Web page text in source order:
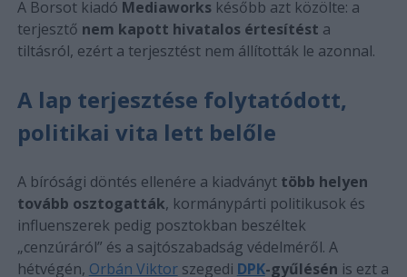
A Borsot kiadó Mediaworkskésőbb azt közölte: a
terjesztő nem kapott hivatalos értesítést a
tiltásról, ezért a terjesztést nem állították le azonnal.
A lap terjesztése folytatódott,
politikai vita lett belőle
A bírósági döntés ellenére a kiadványt több helyen
tovább osztogatták, kormánypárti politikusok és
influenszerek pedig posztokban beszéltek
„cenzúráról” és a sajtószabadság védelméről. A
hétvégén, Orbán Viktorszegedi DPK-gyűlésén is ezt a